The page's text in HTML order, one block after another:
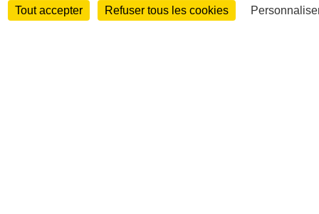
International
Tout accepter
Refuser tous les cookies